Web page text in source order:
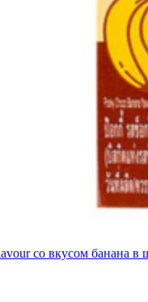
со вкусом банана в